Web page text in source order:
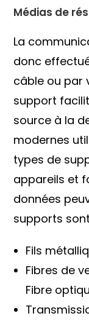
Médias de
La
donc
câble ou par
support
source à la
modernes
types de
appareils et
données
supports
Fils
Fibres de
Fibre